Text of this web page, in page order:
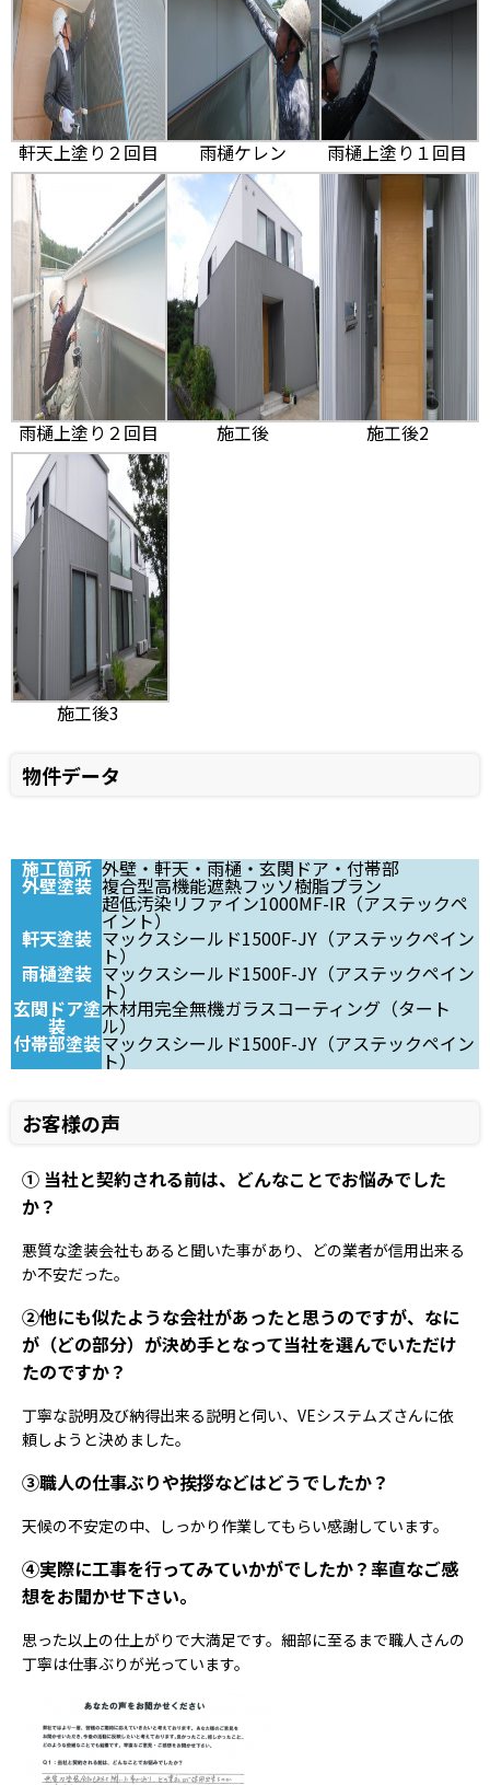
軒天上塗り２回目 雨樋ケレン 雨樋上塗り１回目
雨樋上塗り２回目 施工後 施工後2
施工後3
物件データ
施工箇所 外壁・軒天・雨樋・玄関ドア・付帯部
外壁塗装 複合型高機能遮熱フッソ樹脂プラン
超低汚染リファイン1000MF-IR（アステックペ
イント）
軒天塗装 マックスシールド1500F-JY（アステックペイン
ト）
雨樋塗装 マックスシールド1500F-JY（アステックペイン
ト）
玄関ドア塗
装
木材用完全無機ガラスコーティング（タート
ル）
付帯部塗装マックスシールド1500F-JY（アステックペイン
ト）
お客様の声
① 当社と契約される前は、どんなことでお悩みでした
か？
悪質な塗装会社もあると聞いた事があり、どの業者が信用出来る
か不安だった。
②他にも似たような会社があったと思うのですが、なに
が（どの部分）が決め手となって当社を選んでいただけ
たのですか？
丁寧な説明及び納得出来る説明と伺い、VEシステムズさんに依
頼しようと決めました。
③職人の仕事ぶりや挨拶などはどうでしたか？
天候の不安定の中、しっかり作業してもらい感謝しています。
④実際に工事を行ってみていかがでしたか？率直なご感
想をお聞かせ下さい。
思った以上の仕上がりで大満足です。細部に至るまで職人さんの
丁寧は仕事ぶりが光っています。